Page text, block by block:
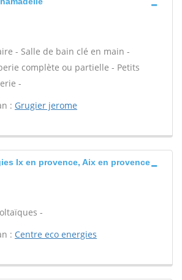
- Salle de bain clé en main -
complète ou partielle - Petits
-
: Grugier jerome
Ix en provence, Aix en provence
-
: Centre eco energies